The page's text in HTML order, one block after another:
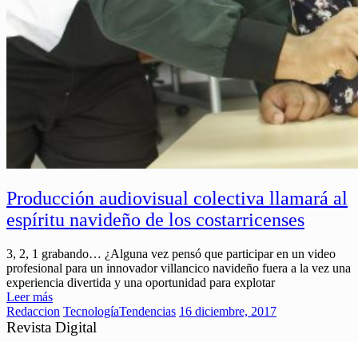
Producción audiovisual colectiva llamará al
espíritu navideño de los costarricenses
3, 2, 1 grabando… ¿Alguna vez pensó que participar en un video
profesional para un innovador villancico navideño fuera a la vez una
experiencia divertida y una oportunidad para explotar
Leer más
Redaccion TecnologíaTendencias 16 diciembre, 2017
Revista Digital